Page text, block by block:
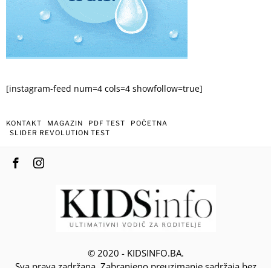
[instagram-feed num=4 cols=4 showfollow=true]
KONTAKT MAGAZIN PDF TEST
POČETNA
SLIDER REVOLUTION TEST
© 2020 - KIDSINFO.BA.